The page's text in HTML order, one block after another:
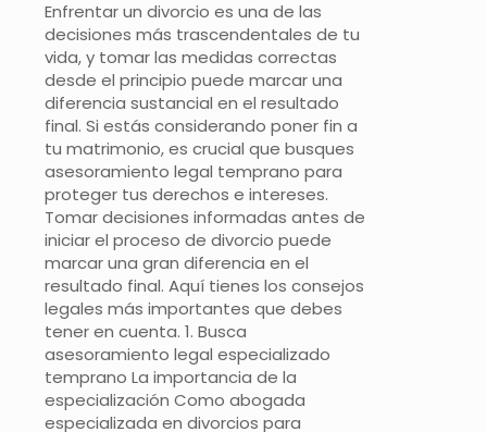
Enfrentar un divorcio es una de las
decisiones más trascendentales de tu
vida, y tomar las medidas correctas
desde el principio puede marcar una
diferencia sustancial en el resultado
final. Si estás considerando poner fin a
tu matrimonio, es crucial que busques
asesoramiento legal temprano para
proteger tus derechos e intereses.
Tomar decisiones informadas antes de
iniciar el proceso de divorcio puede
marcar una gran diferencia en el
resultado final. Aquí tienes los consejos
legales más importantes que debes
tener en cuenta. 1. Busca
asesoramiento legal especializado
temprano La importancia de la
especialización Como abogada
especializada en divorcios para